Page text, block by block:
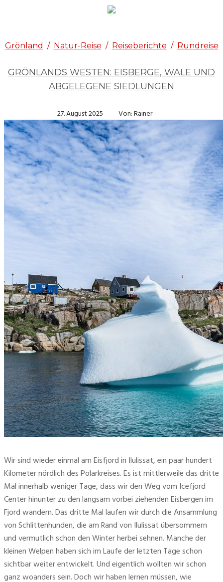
Grönland / Natur-Reise / Reiseberichte / Rundreise
GRÖNLANDS WESTEN: EISBERGE, WALE UND
ABGELEGENE SIEDLUNGEN
27. August 2025 Von: Rainer
Wir sind wieder einmal am Eisfjord in Ilulissat, ein paar hundert
Kilometer nördlich des Polarkreises. Es ist mittlerweile das dritte
Mal innerhalb weniger Tage, dass wir den Weg vom Icefjord
Center hinunter zu den langsam vorbei ziehenden Eisbergen im
Fjord wandern. Das dritte Mal laufen wir durch die Ansammlung
von Schlittenhunden, die am Rand von Ilulissat übersommern
und vermutlich schon den Winter herbei sehnen. Manche der
kleinen Welpen haben sich im Laufe der letzten Tage schon
sichtbar weiter entwickelt. Und eigentlich wollten wir schon
ganz woanders sein. Doch wir haben lernen müssen, wie